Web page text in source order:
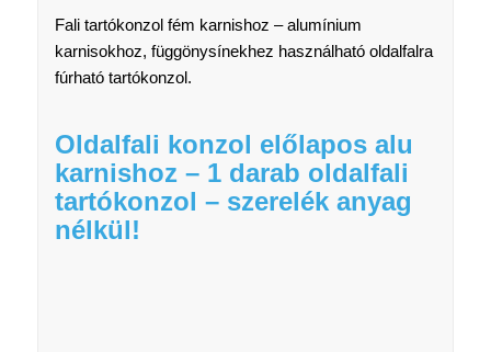
Fali tartókonzol fém karnishoz – alumínium
karnisokhoz, függönysínekhez használható oldalfalra
fúrható tartókonzol.
Oldalfali konzol előlapos alu
karnishoz – 1 darab oldalfali
tartókonzol – szerelék anyag
nélkül!